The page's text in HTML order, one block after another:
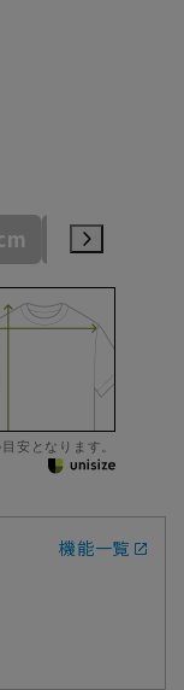
安となります。
機能一覧